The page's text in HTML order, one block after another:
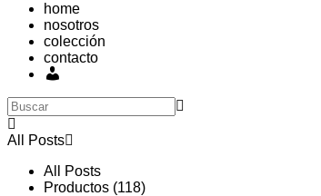
home
nosotros
colección
contacto
All Posts
All Posts
Productos (118)